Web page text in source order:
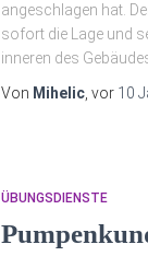
angeschlagen hat.
sofort die Lage und
inneren des
Von Mihelic , vor 10
ÜBUNGSDIENSTE